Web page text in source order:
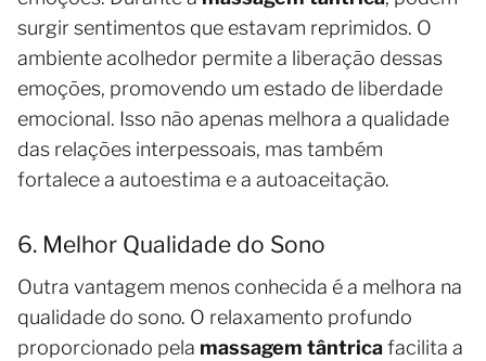
surgir sentimentos que estavam reprimidos. O
ambiente acolhedor permite a liberação dessas
emoções, promovendo um estado de liberdade
emocional. Isso não apenas melhora a qualidade
das relações interpessoais, mas também
fortalece a autoestima e a autoaceitação.
6. Melhor Qualidade do Sono
Outra vantagem menos conhecida é a melhora na
qualidade do sono. O relaxamento profundo
proporcionado pela massagem tântricafacilita a